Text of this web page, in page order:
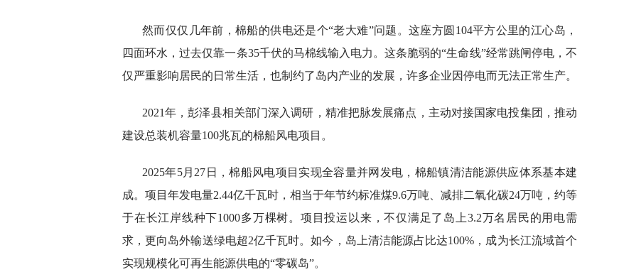
然而仅仅几年前，棉船的供电还是个“老大难”问题。这座方圆104平方公里的江心岛，
四面环水，过去仅靠一条35千伏的马棉线输入电力。这条脆弱的“生命线”经常跳闸停电，不
仅严重影响居民的日常生活，也制约了岛内产业的发展，许多企业因停电而无法正常生产。
2021年，彭泽县相关部门深入调研，精准把脉发展痛点，主动对接国家电投集团，推动
建设总装机容量100兆瓦的棉船风电项目。
2025年5月27日，棉船风电项目实现全容量并网发电，棉船镇清洁能源供应体系基本建
成。项目年发电量2.44亿千瓦时，相当于年节约标准煤9.6万吨、减排二氧化碳24万吨，约等
于在长江岸线种下1000多万棵树。项目投运以来，不仅满足了岛上3.2万名居民的用电需
求，更向岛外输送绿电超2亿千瓦时。如今，岛上清洁能源占比达100%，成为长江流域首个
实现规模化可再生能源供电的“零碳岛”。